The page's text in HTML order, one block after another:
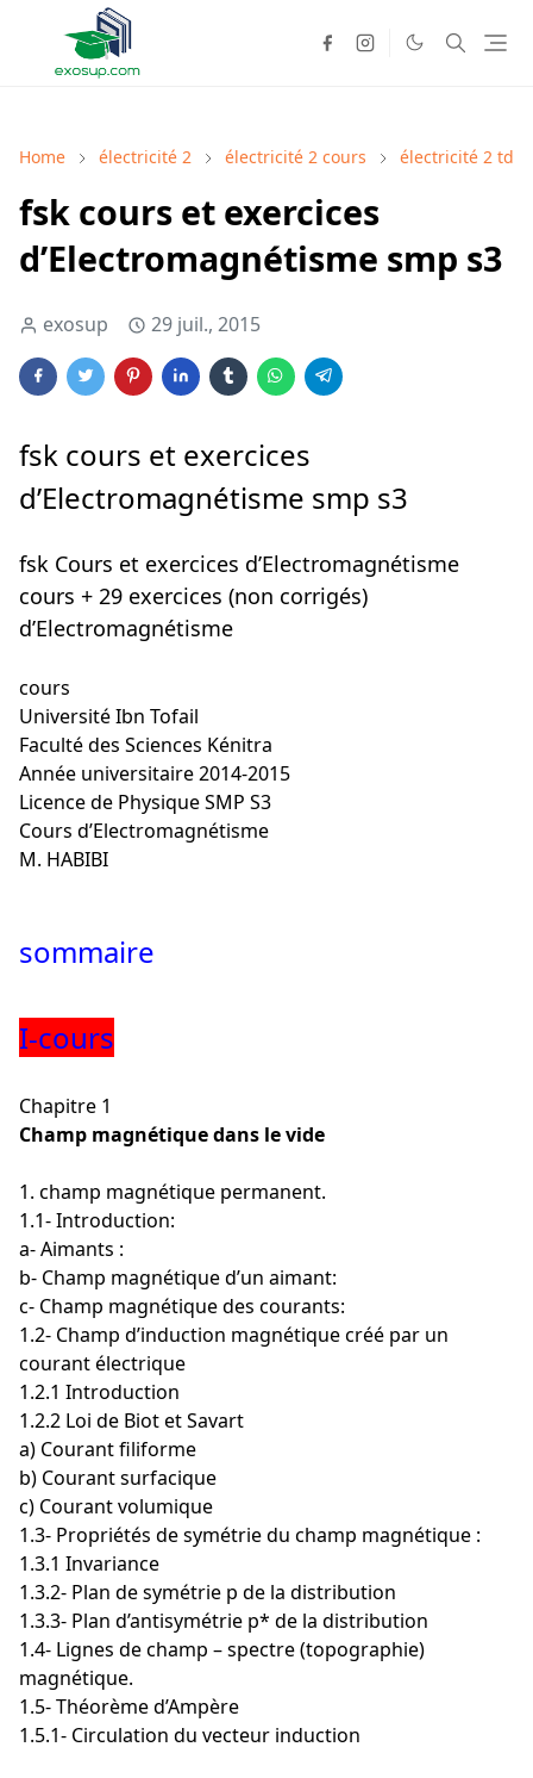
Home électricité 2 électricité 2 cours électricité 2 td
fsk cours et exercices
d’Electromagnétisme smp s3
exosup 29 juil., 2015
fsk cours et exercices
d’Electromagnétisme smp s3
fsk Cours et exercices d’Electromagnétisme
cours + 29 exercices (non corrigés)
d’Electromagnétisme
cours
Université Ibn Tofail
Faculté des Sciences Kénitra
Année universitaire 2014-2015
Licence de Physique SMP S3
Cours d’Electromagnétisme
M. HABIBI
sommaire
I-cours
Chapitre 1
Champ magnétique dans le vide
1. champ magnétique permanent.
1.1- Introduction:
a- Aimants :
b- Champ magnétique d’un aimant:
c- Champ magnétique des courants:
1.2- Champ d’induction magnétique créé par un
courant électrique
1.2.1 Introduction
1.2.2 Loi de Biot et Savart
a) Courant filiforme
b) Courant surfacique
c) Courant volumique
1.3- Propriétés de symétrie du champ magnétique :
1.3.1 Invariance
1.3.2- Plan de symétrie p de la distribution
1.3.3- Plan d’antisymétrie p* de la distribution
1.4- Lignes de champ – spectre (topographie)
magnétique.
1.5- Théorème d’Ampère
1.5.1- Circulation du vecteur induction